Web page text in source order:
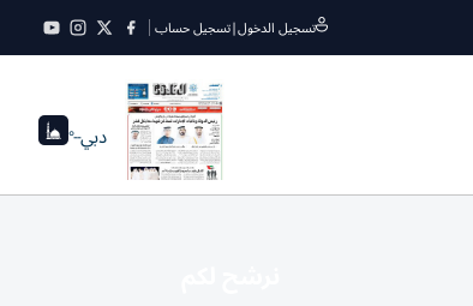
تسجيل الدخول|تسجيل حساب
دبي--°